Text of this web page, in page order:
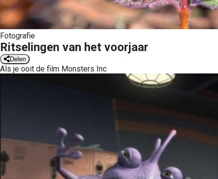
Fotografie
Ritselingen van het voorjaar
Delen
Als je ooit de film Monsters Inc